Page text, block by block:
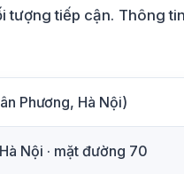
tiếp cận. Thông
Phương, Hà Nội)
Nội · mặt đường 70